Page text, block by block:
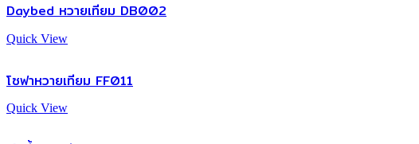
Daybed หวายเทียม DB002
Quick View
โซฟาหวายเทียม FF011
Quick View